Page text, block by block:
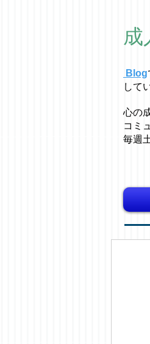
成
Blog
して
心の
コミ
毎週